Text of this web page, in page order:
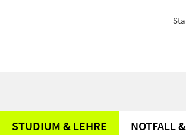
STUDIUM & LEHRE NOTFALL